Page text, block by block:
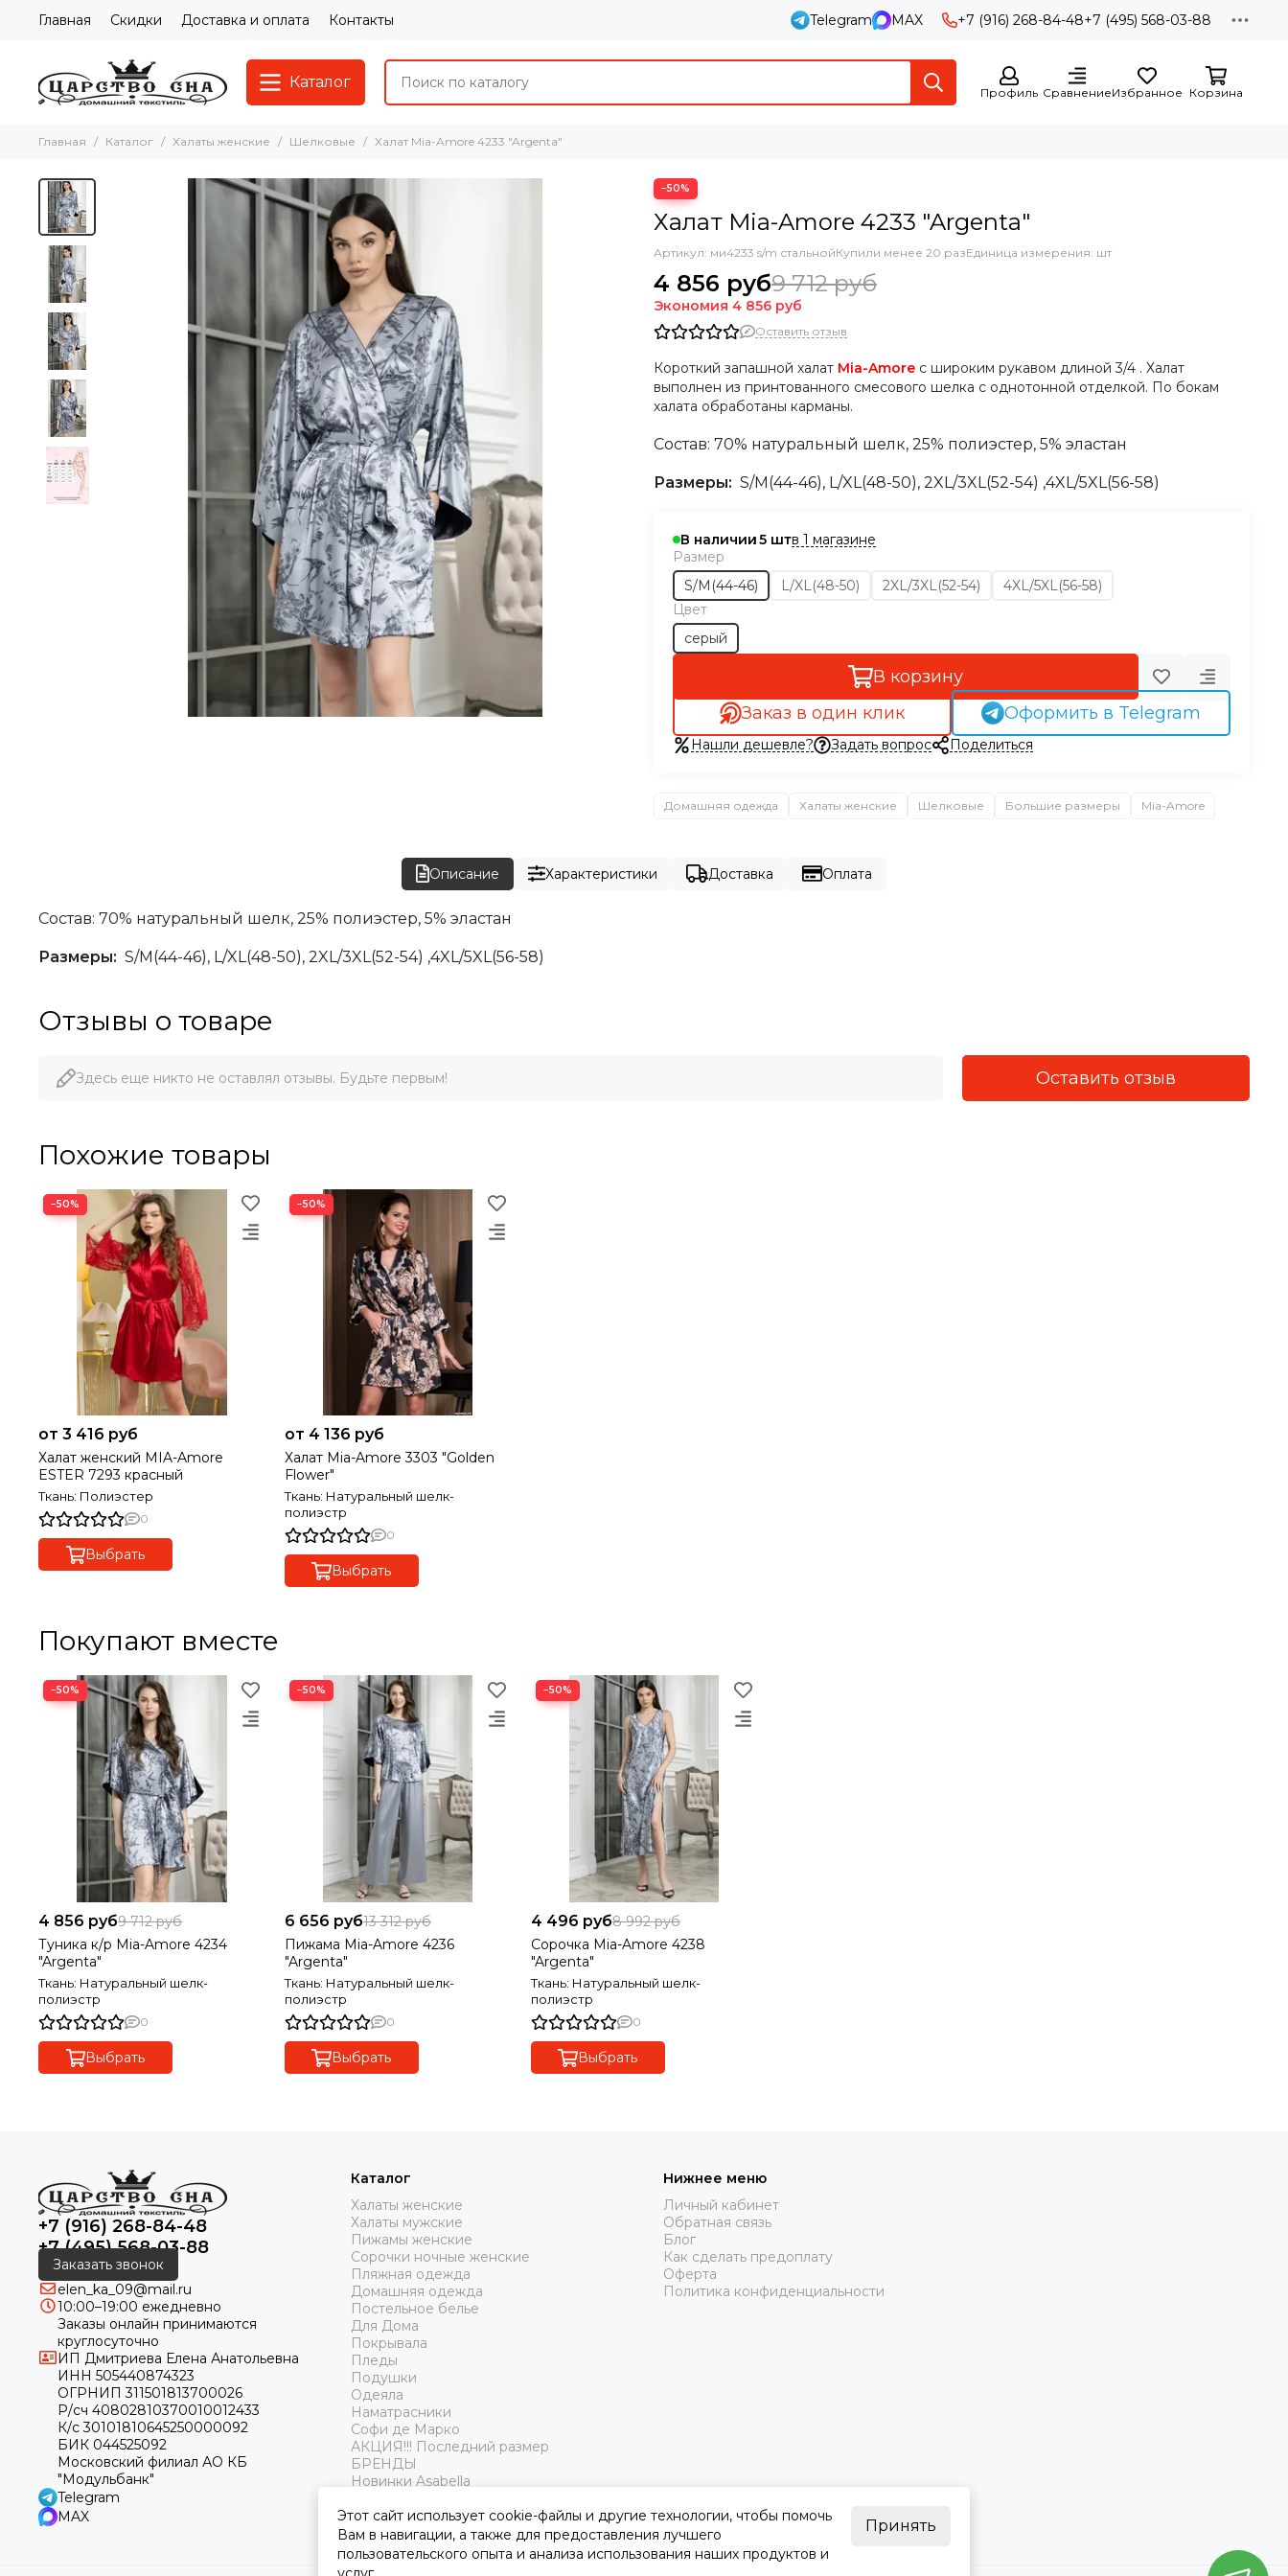
Главная Скидки Доставка и оплата Контакты Telegram MAX +7 (916) 268-84-48+7 (495) 568-03-88
Каталог
Профиль СравнениеИзбранное Корзина
Главная Каталог Халаты женские Шелковые Халат Mia-Amore 4233 "Argenta"
−50%
Халат Mia-Amore 4233 "Argenta"
Артикул: ми4233 s/m стальнойКупили менее 20 разЕдиница измерения: шт
4 856 руб9 712 руб
Экономия 4 856 руб
Оставить отзыв
Короткий запашной халат Mia-Amore с широким рукавом длиной 3/4 . Халат
выполнен из принтованного смесового шелка с однотонной отделкой. По бокам
халата обработаны карманы.
Состав: 70% натуральный шелк, 25% полиэстер, 5% эластан
Размеры: S/М(44-46), L/XL(48-50), 2XL/3XL(52-54) ,4XL/5XL(56-58)
В наличии5
в 1 магазине
Размер
S/M(44-46)
L/XL(48-50) 2XL/3XL(52-54)
4XL/5XL(56-58)
Цвет
серый
В корзину
Заказ в один клик
Оформить в Telegram
Нашли дешевле? Задать вопрос Поделиться
Домашняя одежда Халаты женские Шелковые Большие размеры Mia-Amore
Описание Характеристики Доставка Оплата
Состав: 70% натуральный шелк, 25% полиэстер, 5% эластан
Размеры: S/М(44-46), L/XL(48-50), 2XL/3XL(52-54) ,4XL/5XL(56-58)
Отзывы о товаре
Здесь еще никто не оставлял отзывы. Будьте первым! Оставить отзыв
Похожие товары
−50%
от 3 416 руб
Халат женский MIA-Amore
ESTER 7293 красный
Ткань: Полиэстер
0
Выбрать
−50%
от 4 136 руб
Халат Mia-Amore 3303 "Golden
Flower"
Ткань: Натуральный шелк-
полиэстр
0
Выбрать
Покупают вместе
−50%
4 856 руб9 712 руб
Туника к/р Mia-Amore 4234
"Argenta"
Ткань: Натуральный шелк-
полиэстр
0
Выбрать
−50%
6 656 руб13 312 руб
Пижама Mia-Amore 4236
"Argenta"
Ткань: Натуральный шелк-
полиэстр
0
Выбрать
−50%
4 496 руб8 992 руб
Сорочка Mia-Amore 4238
"Argenta"
Ткань: Натуральный шелк-
полиэстр
0
Выбрать
+7 (916) 268-84-48
+7 (495) 568-03-88
Заказать звонок
elen_ka_09@mail.ru
10:00–19:00 ежедневно
Заказы онлайн принимаются
круглосуточно
ИП Дмитриева Елена Анатольевна
ИНН 505440874323
ОГРНИП 311501813700026
Р/сч 40802810370010012433
К/с 30101810645250000092
БИК 044525092
Московский филиал АО КБ
"Модульбанк"
Telegram
MAX
Каталог
Халаты женские
Халаты мужские
Пижамы женские
Сорочки ночные женские
Пляжная одежда
Домашняя одежда
Постельное белье
Для Дома
Покрывала
Пледы
Подушки
Одеяла
Наматрасники
Софи де Марко
АКЦИЯ!!! Последний размер
БРЕНДЫ
Новинки Asabella
Нижнее меню
Личный кабинет
Обратная связь
Блог
Как сделать предоплату
Оферта
Политика конфиденциальности
Этот сайт использует cookie-файлы и другие технологии, чтобы помочь
Вам в навигации, а также для предоставления лучшего
пользовательского опыта и анализа использования наших продуктов и
Принять